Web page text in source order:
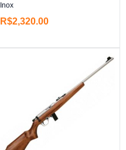
Inox
R$2,320.00